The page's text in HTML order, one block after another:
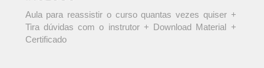
Aula para reassistir o curso quantas vezes quiser +
Tira dúvidas com o instrutor + Download Material +
Certificado